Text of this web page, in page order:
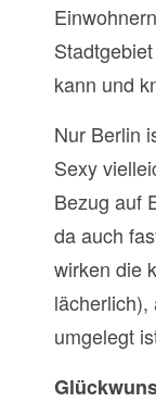
kann und
Nur Berlin
Sexy
Bezug auf
da auch
wirken die
umgelegt